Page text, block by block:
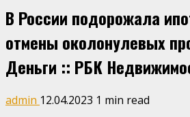
В России подорожала
отмены околонулевых
Деньги :: РБК
admin 12.04.2023 1 min read